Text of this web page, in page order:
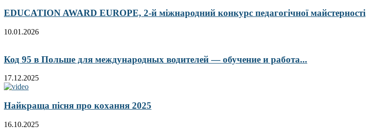
EDUCATION AWARD EUROPE, 2-й міжнародний конкурс педагогічної майстерності
10.01.2026
Код 95 в Польше для международных водителей — обучение и работа...
17.12.2025
Найкраща пісня про кохання 2025
16.10.2025